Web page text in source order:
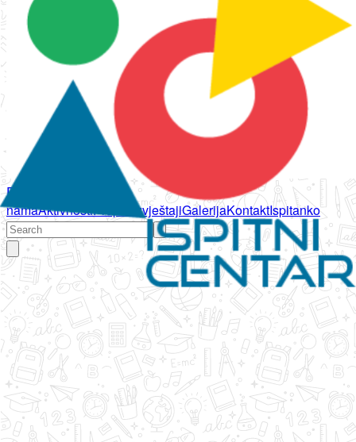
Početna
namaAktivnostiPropisi IzvještajiGalerijaKontaktIspitanko